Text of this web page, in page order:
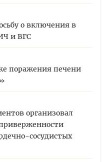
о включения в
и ВГС
поражения печени
организовал
сосудистых